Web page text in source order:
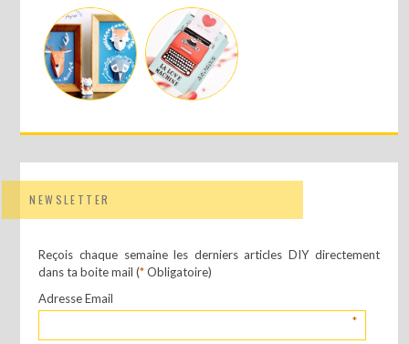
NEWSLETTER
Reçois chaque semaine les derniers articles DIY directement
dans ta boite mail (*Obligatoire)
Adresse Email
*